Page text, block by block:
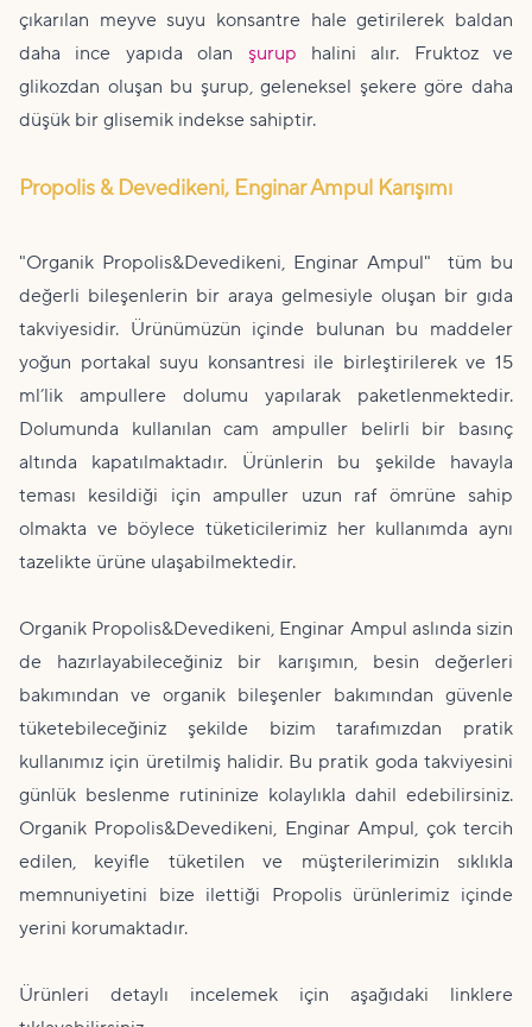
çıkarılan meyve suyu konsantre hale getirilerek baldan
daha ince yapıda olan şurup halini alır. Fruktoz ve
glikozdan oluşan bu şurup, geleneksel şekere göre daha
düşük bir glisemik indekse sahiptir.
Propolis & Devedikeni, Enginar Ampul Karışımı
"Organik Propolis&Devedikeni, Enginar Ampul" tüm bu
değerli bileşenlerin bir araya gelmesiyle oluşan bir gıda
takviyesidir. Ürünümüzün içinde bulunan bu maddeler
yoğun portakal suyu konsantresi ile birleştirilerek ve 15
ml’lik ampullere dolumu yapılarak paketlenmektedir.
Dolumunda kullanılan cam ampuller belirli bir basınç
altında kapatılmaktadır. Ürünlerin bu şekilde havayla
teması kesildiği için ampuller uzun raf ömrüne sahip
olmakta ve böylece tüketicilerimiz her kullanımda aynı
tazelikte ürüne ulaşabilmektedir.
Organik Propolis&Devedikeni, Enginar Ampul aslında sizin
de hazırlayabileceğiniz bir karışımın, besin değerleri
bakımından ve organik bileşenler bakımından güvenle
tüketebileceğiniz şekilde bizim tarafımızdan pratik
kullanımız için üretilmiş halidir. Bu pratik goda takviyesini
günlük beslenme rutininize kolaylıkla dahil edebilirsiniz.
Organik Propolis&Devedikeni, Enginar Ampul, çok tercih
edilen, keyifle tüketilen ve müşterilerimizin sıklıkla
memnuniyetini bize ilettiği Propolis ürünlerimiz içinde
yerini korumaktadır.
Ürünleri detaylı incelemek için aşağıdaki linklere